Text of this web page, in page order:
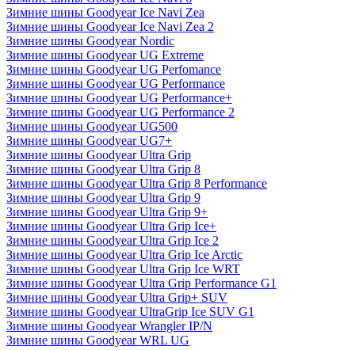
Зимние шины Goodyear Ice Navi Zea
Зимние шины Goodyear Ice Navi Zea 2
Зимние шины Goodyear Nordic
Зимние шины Goodyear UG Extreme
Зимние шины Goodyear UG Perfomance
Зимние шины Goodyear UG Performance
Зимние шины Goodyear UG Performance+
Зимние шины Goodyear UG Performance 2
Зимние шины Goodyear UG500
Зимние шины Goodyear UG7+
Зимние шины Goodyear Ultra Grip
Зимние шины Goodyear Ultra Grip 8
Зимние шины Goodyear Ultra Grip 8 Performance
Зимние шины Goodyear Ultra Grip 9
Зимние шины Goodyear Ultra Grip 9+
Зимние шины Goodyear Ultra Grip Ice+
Зимние шины Goodyear Ultra Grip Ice 2
Зимние шины Goodyear Ultra Grip Ice Arctic
Зимние шины Goodyear Ultra Grip Ice WRT
Зимние шины Goodyear Ultra Grip Performance G1
Зимние шины Goodyear Ultra Grip+ SUV
Зимние шины Goodyear UltraGrip Ice SUV G1
Зимние шины Goodyear Wrangler IP/N
Зимние шины Goodyear WRL UG